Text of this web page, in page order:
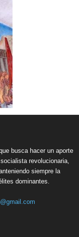
busca hacer un aporte
revolucionaria,
siempre la
dominantes.